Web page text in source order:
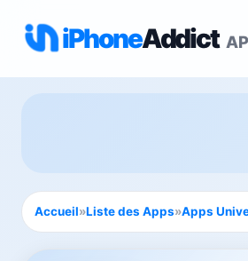
iPhoneAddict
Accueil»Liste des Apps»Apps